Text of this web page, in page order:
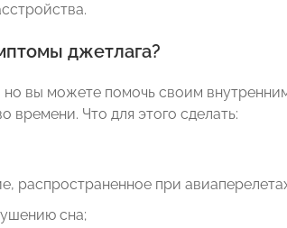
джетлага?
но вы можете помочь своим
времени. Что для этого сделать:
распространенное при
сна;